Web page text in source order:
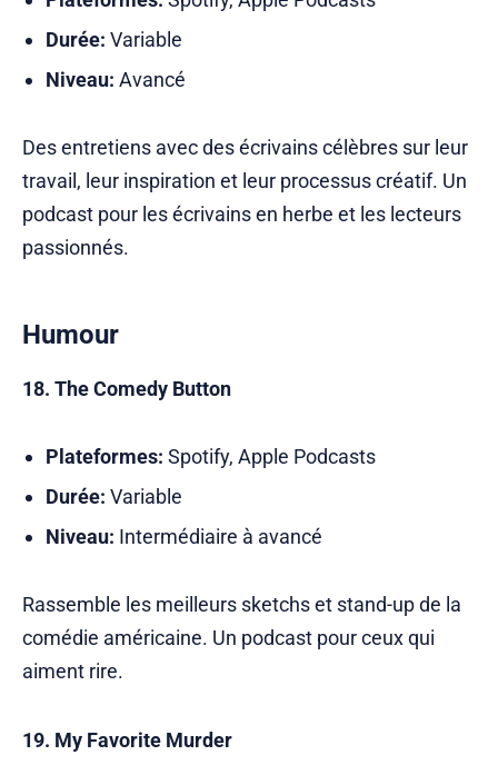
Durée: Variable
Niveau: Avancé
Des entretiens avec des écrivains célèbres sur leur
travail, leur inspiration et leur processus créatif. Un
podcast pour les écrivains en herbe et les lecteurs
passionnés.
Humour
18. The Comedy Button
Plateformes: Spotify, Apple Podcasts
Durée: Variable
Niveau: Intermédiaire à avancé
Rassemble les meilleurs sketchs et stand-up de la
comédie américaine. Un podcast pour ceux qui
aiment rire.
19. My Favorite Murder